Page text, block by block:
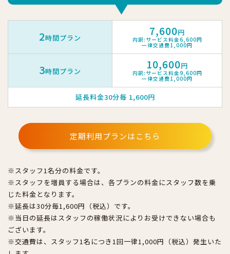
2時間プラン 7,600円
内訳:サービス料金6,600円
一律交通費1,000円
3時間プラン 10,600円
内訳:サービス料金9,600円
一律交通費1,000円
延長料金30分毎 1,600円
定期利用プランはこちら
※スタッフ1名分の料金です。
※スタッフを増員する場合は、各プランの料金にスタッフ数を乗
じた料金となります。
※延長は30分毎1,600円（税込）です。
※当日の延長はスタッフの稼働状況によりお受けできない場合も
ございます。
※交通費は、スタッフ1名につき1回一律1,000円（税込）発生いた